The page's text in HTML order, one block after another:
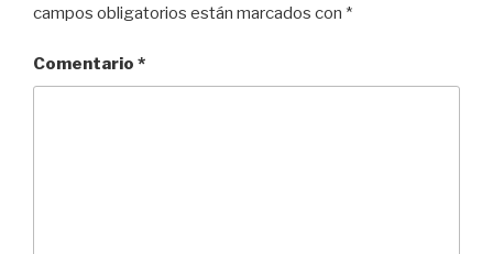
campos obligatorios están marcados con *
Comentario *